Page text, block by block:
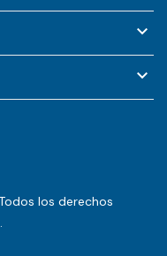
keyboard_arrow_down
keyboard_arrow_down
los derechos